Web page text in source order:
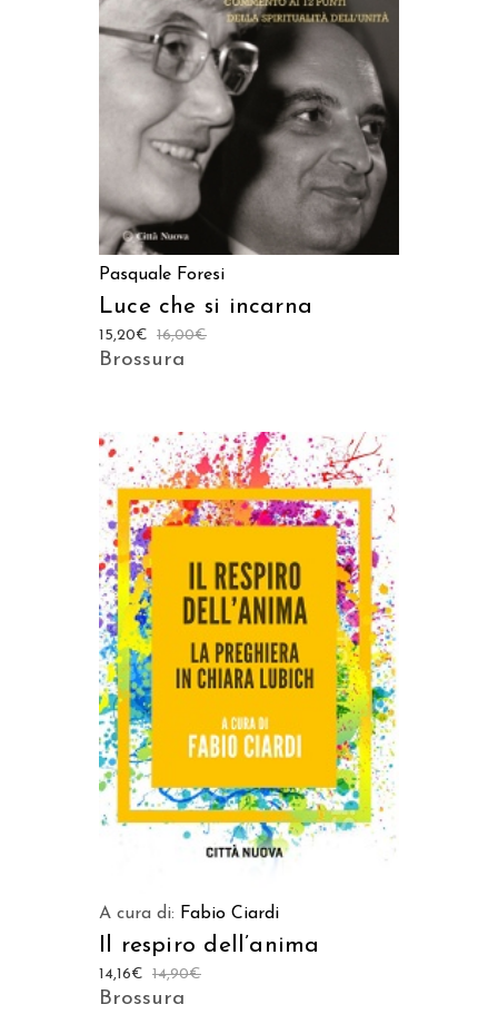
AGGIUNGI AL CARRELLO
Pasquale Foresi
Luce che si incarna
16,00€
15,20€
Brossura
AGGIUNGI AL CARRELLO
A cura di: Fabio Ciardi
Il respiro dell’anima
14,90€
14,16€
Brossura